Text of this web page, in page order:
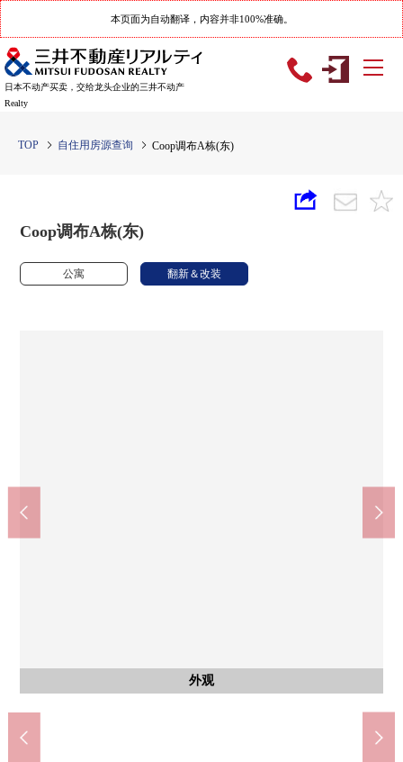
本页面为自动翻译，内容并非100%准确。
日本不动产买卖，交给龙头企业的三井不动产
Realty
TOP 自住用房源查询 Coop调布A栋(东)
Coop调布A栋(东)
公寓 翻新＆改装
外观
外观
外观
外观
外观
外观
外观
入口
入口
入口
入口
入口
入口
按照全家便利店调布武藏境商店(约190m)
步行3分钟。
业务超市调布小岛町商店(约640m)
步行8分钟
ＯＫ调布商店(约730m)
步行10分钟
医疗法人公司大坪会北多摩医院(约260m)
步行4分钟
调布市立石原小学(约510m)
步行7分钟
调布市立调布中学(约1490m)
步行19分钟